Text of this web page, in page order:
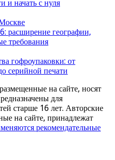
и начать с нуля
расширение географии,
требования
гофроупаковки: от
серийной печати
на сайте, носят
для
старше 16 лет. Авторские
на сайте, принадлежат
рекомендательные